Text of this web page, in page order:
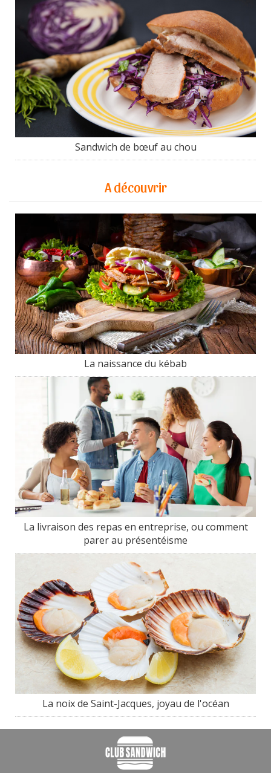
Sandwich de bœuf au chou
A découvrir
La naissance du kébab
La livraison des repas en entreprise, ou comment
parer au présentéisme
La noix de Saint-Jacques, joyau de l'océan